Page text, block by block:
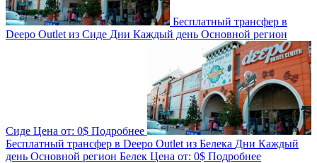
Бесплатный трансфер в
Deepo Outlet из Сиде Дни Каждый день Основной регион
Сиде Цена от: 0$ Подробнее
Бесплатный трансфер в Deepo Outlet из Белека Дни Каждый
день Основной регион Белек Цена от: 0$ Подробнее